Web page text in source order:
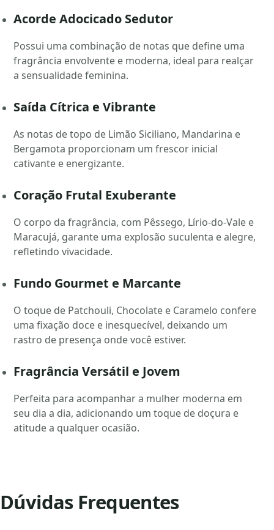
Acorde Adocicado Sedutor
Possui uma combinação de notas que define uma
fragrância envolvente e moderna, ideal para realçar
a sensualidade feminina.
Saída Cítrica e Vibrante
As notas de topo de Limão Siciliano, Mandarina e
Bergamota proporcionam um frescor inicial
cativante e energizante.
Coração Frutal Exuberante
O corpo da fragrância, com Pêssego, Lírio-do-Vale e
Maracujá, garante uma explosão suculenta e alegre,
refletindo vivacidade.
Fundo Gourmet e Marcante
O toque de Patchouli, Chocolate e Caramelo confere
uma fixação doce e inesquecível, deixando um
rastro de presença onde você estiver.
Fragrância Versátil e Jovem
Perfeita para acompanhar a mulher moderna em
seu dia a dia, adicionando um toque de doçura e
atitude a qualquer ocasião.
Dúvidas Frequentes